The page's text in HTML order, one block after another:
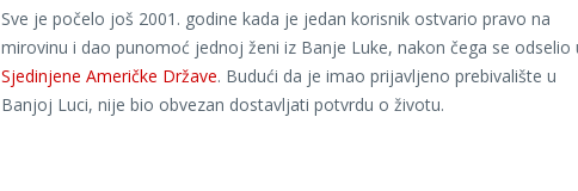
Sve je počelo još 2001. godine kada je jedan korisnik ostvario pravo na
mirovinu i dao punomoć jednoj ženi iz Banje Luke, nakon čega se odselio
Sjedinjene Američke Države. Budući da je imao prijavljeno prebivalište u
Banjoj Luci, nije bio obvezan dostavljati potvrdu o životu.